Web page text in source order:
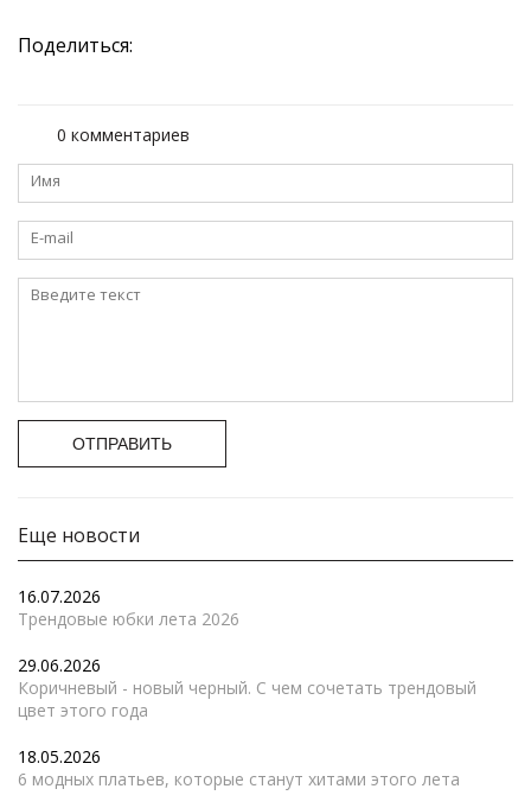
Поделиться:
0 комментариев
ОТПРАВИТЬ
Еще новости
16.07.2026
Трендовые юбки лета 2026
29.06.2026
Коричневый - новый черный. С чем сочетать трендовый
цвет этого года
18.05.2026
6 модных платьев, которые станут хитами этого лета